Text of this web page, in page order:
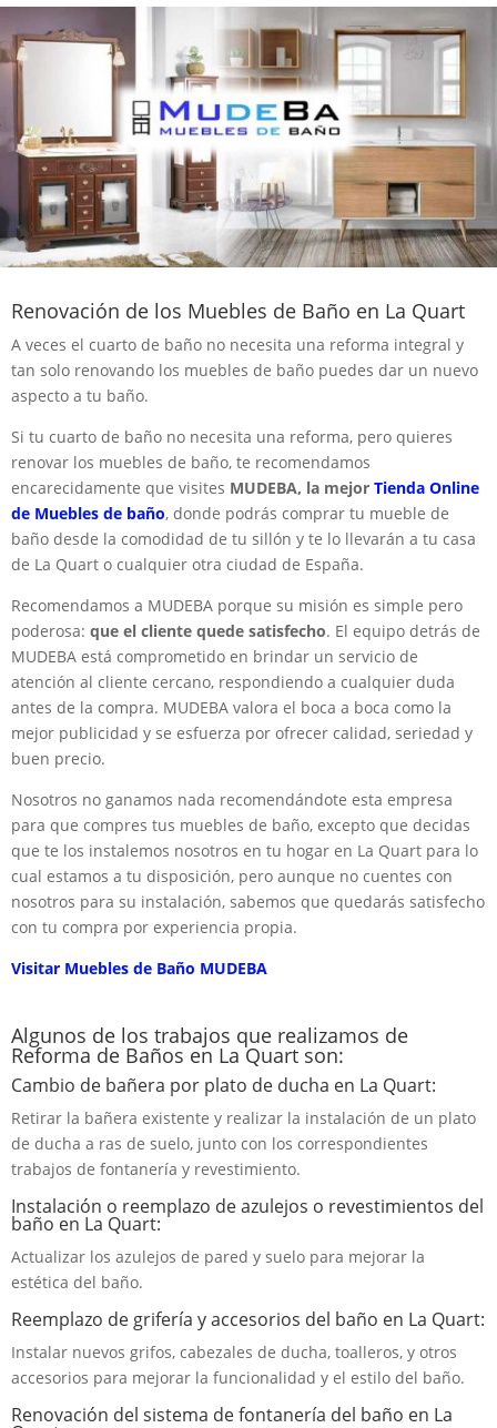
Renovación de los Muebles de Baño en La Quart
A veces el cuarto de baño no necesita una reforma integral y
tan solo renovando los muebles de baño puedes dar un nuevo
aspecto a tu baño.
Si tu cuarto de baño no necesita una reforma, pero quieres
renovar los muebles de baño, te recomendamos
encarecidamente que visites MUDEBA, la mejor Tienda Online
de Muebles de baño, donde podrás comprar tu mueble de
baño desde la comodidad de tu sillón y te lo llevarán a tu casa
de La Quart o cualquier otra ciudad de España.
Recomendamos a MUDEBA porque su misión es simple pero
poderosa: que el cliente quede satisfecho. El equipo detrás de
MUDEBA está comprometido en brindar un servicio de
atención al cliente cercano, respondiendo a cualquier duda
antes de la compra. MUDEBA valora el boca a boca como la
mejor publicidad y se esfuerza por ofrecer calidad, seriedad y
buen precio.
Nosotros no ganamos nada recomendándote esta empresa
para que compres tus muebles de baño, excepto que decidas
que te los instalemos nosotros en tu hogar en La Quart para lo
cual estamos a tu disposición, pero aunque no cuentes con
nosotros para su instalación, sabemos que quedarás satisfecho
con tu compra por experiencia propia.
Visitar Muebles de Baño MUDEBA
Algunos de los trabajos que realizamos de
Reforma de Baños en La Quart son:
Cambio de bañera por plato de ducha en La Quart:
Retirar la bañera existente y realizar la instalación de un plato
de ducha a ras de suelo, junto con los correspondientes
trabajos de fontanería y revestimiento.
Instalación o reemplazo de azulejos o revestimientos del
baño en La Quart:
Actualizar los azulejos de pared y suelo para mejorar la
estética del baño.
Reemplazo de grifería y accesorios del baño en La Quart:
Instalar nuevos grifos, cabezales de ducha, toalleros, y otros
accesorios para mejorar la funcionalidad y el estilo del baño.
Renovación del sistema de fontanería del baño en La